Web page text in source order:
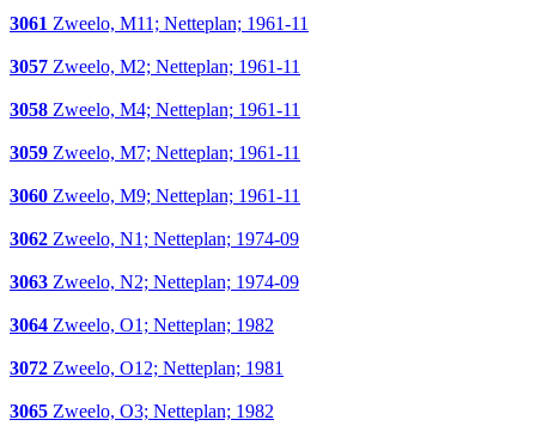
3061 Zweelo, M11; Netteplan; 1961-11
3057 Zweelo, M2; Netteplan; 1961-11
3058 Zweelo, M4; Netteplan; 1961-11
3059 Zweelo, M7; Netteplan; 1961-11
3060 Zweelo, M9; Netteplan; 1961-11
3062 Zweelo, N1; Netteplan; 1974-09
3063 Zweelo, N2; Netteplan; 1974-09
3064 Zweelo, O1; Netteplan; 1982
3072 Zweelo, O12; Netteplan; 1981
3065 Zweelo, O3; Netteplan; 1982